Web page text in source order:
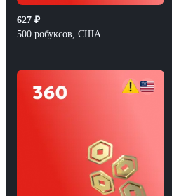
627 ₽
500 робуксов, США